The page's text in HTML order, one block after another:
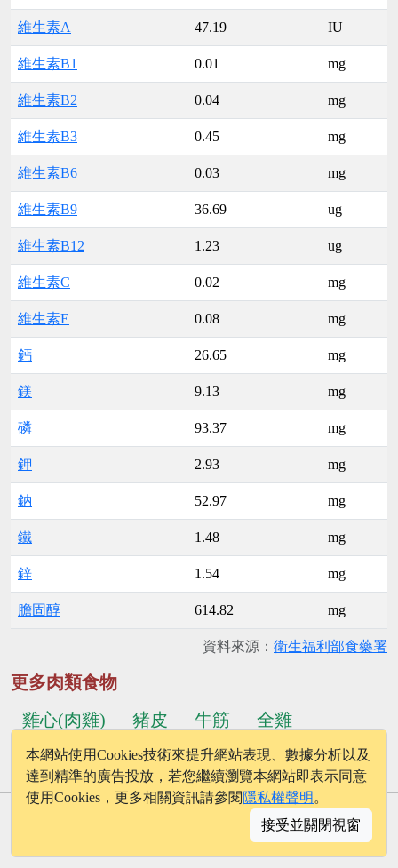
維生素A 47.19 IU
維生素B1 0.01 mg
維生素B2 0.04 mg
維生素B3 0.45 mg
維生素B6 0.03 mg
維生素B9 36.69 ug
維生素B12 1.23 ug
維生素C 0.02 mg
維生素E 0.08 mg
鈣 26.65 mg
鎂 9.13 mg
磷 93.37 mg
鉀 2.93 mg
鈉 52.97 mg
鐵 1.48 mg
鋅 1.54 mg
膽固醇 614.82 mg
資料來源： 衛生福利部食藥署
更多肉類食物
雞心(肉雞)
豬皮 牛筋
全雞
雞胗(肉雞)
鴨賞 ...更多食物
© 2026 - onelife.tw
隱私權政策│聯絡我們
本網站使用Cookies技術來提升網站表現、數據分析以及
達到精準的廣告投放，若您繼續瀏覽本網站即表示同意
使用Cookies，更多相關資訊請參閱 隱私權聲明 。
接受並關閉視窗